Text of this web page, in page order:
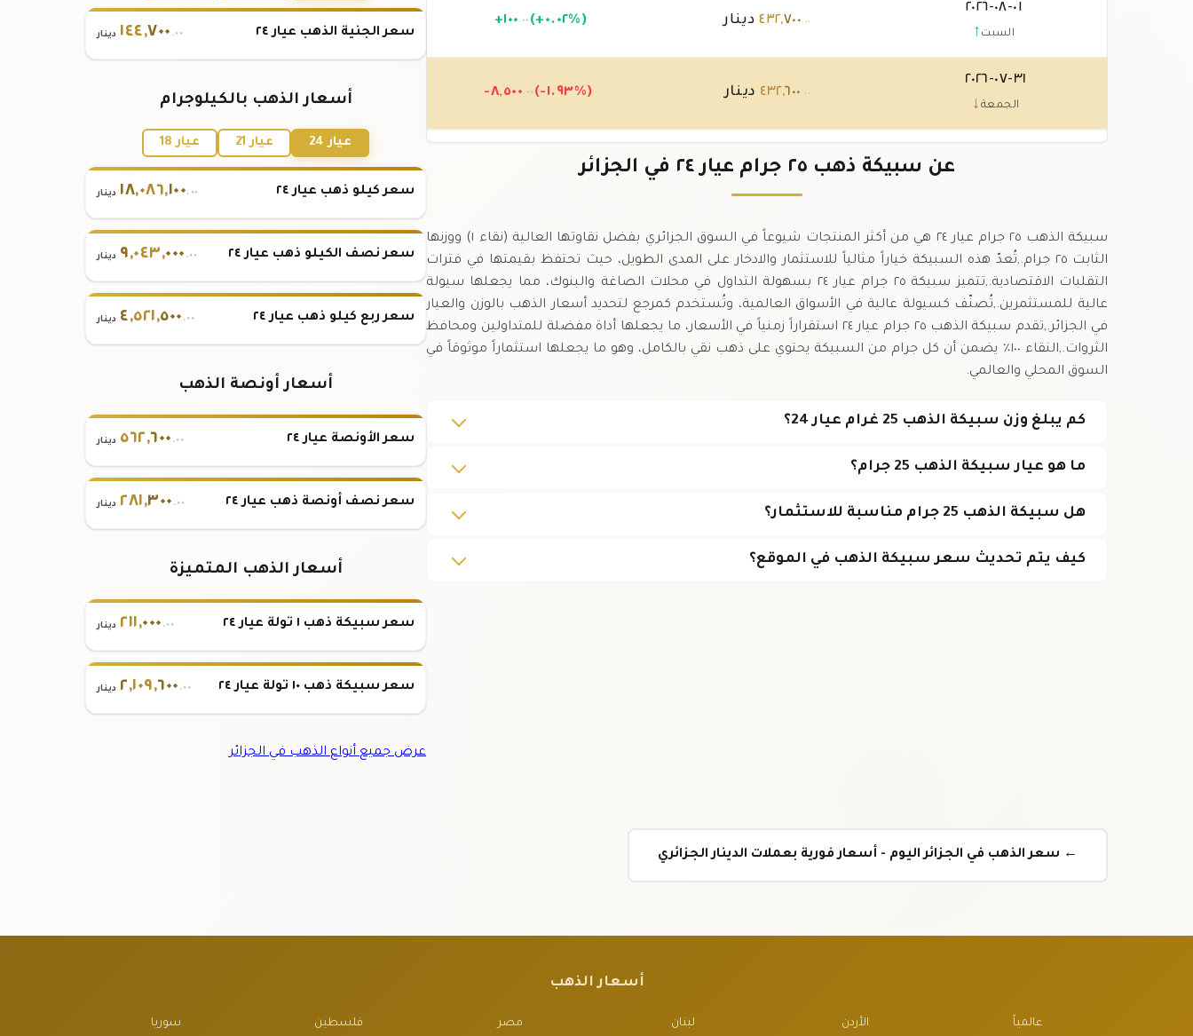
٠١-٠٨-٢٠٢٦
السبت ↑
٤٣٢,٧٠٠.٠٠ دينار +١٠٠ .٠٠ (+٠.٠٢%)
٣١-٠٧-٢٠٢٦
الجمعة ↓
٤٣٢,٦٠٠ .٠٠ دينار -٨,٥٠٠ .٠٠ (-١.٩٣%)
٤٤١, ١٠٠.٠٠ دينار (+٢.٦٣%) عن سبيكة ذهب ٢٥ جرام عيار ٢٤ في الجزائر
سبيكة الذهب ٢٥ جرام عيار ٢٤ هي من أكثر المنتجات شيوعاً في السوق الجزائري بفضل نقاوتها العالية (نقاء ١) ووزنها
الثابت ٢٥ جرام.,تُعدّ هذه السبيكة خياراً مثالياً للاستثمار والادخار على المدى الطويل، حيث تحتفظ بقيمتها في فترات
التقلبات الاقتصادية.,تتميز سبيكة ٢٥ جرام عيار ٢٤ بسهولة التداول في محلات الصاغة والبنوك، مما يجعلها سيولة
عالية للمستثمرين.,تُصنّف كسيولة عالية في الأسواق العالمية، وتُستخدم كمرجع لتحديد أسعار الذهب بالوزن والعيار
في الجزائر.,تقدم سبيكة الذهب ٢٥ جرام عيار ٢٤ استقراراً زمنياً في الأسعار، ما يجعلها أداة مفضلة للمتداولين ومحافظ
الثروات.,النقاء ١٠٠٪ يضمن أن كل جرام من السبيكة يحتوي على ذهب نقي بالكامل، وهو ما يجعلها استثماراً موثوقاً في
السوق المحلي والعالمي.
كم يبلغ وزن سبيكة الذهب 25 غرام عيار 24؟
ما هو عيار سبيكة الذهب 25 جرام؟
هل سبيكة الذهب 25 جرام مناسبة للاستثمار؟
كيف يتم تحديث سعر سبيكة الذهب في الموقع؟
سعر الجنية الذهب عيار ٢٤ ١٤٤,٧٠٠ .٠٠ دينار
أسعار الذهب بالكيلوجرام
عيار 24 عيار 21 عيار 18
سعر كيلو ذهب عيار ٢٤ ١٨,٠٨٦,١٠٠.٠٠ دينار
سعر نصف الكيلو ذهب عيار ٢٤ ٩,٠٤٣,٠٠٠ .٠٠ دينار
سعر ربع كيلو ذهب عيار ٢٤ ٤,٥٢١,٥٠٠ .٠٠ دينار
أسعار أونصة الذهب
سعر الأونصة عيار ٢٤ ٥٦٢,٦٠٠ .٠٠ دينار
سعر نصف أونصة ذهب عيار ٢٤ ٢٨١,٣٠٠ .٠٠ دينار
أسعار الذهب المتميزة
سعر سبيكة ذهب ١ تولة عيار ٢٤ ٢١١,٠٠٠ .٠٠ دينار
سعر سبيكة ذهب ١٠ تولة عيار ٢٤ ٢,١٠٩,٦٠٠ .٠٠ دينار
عرض جميع أنواع الذهب في الجزائر
← سعر الذهب في الجزائر اليوم - أسعار فورية بعملات الدينار الجزائري
أسعار الذهب
عالمياً الأردن لبنان مصر فلسطين سوريا